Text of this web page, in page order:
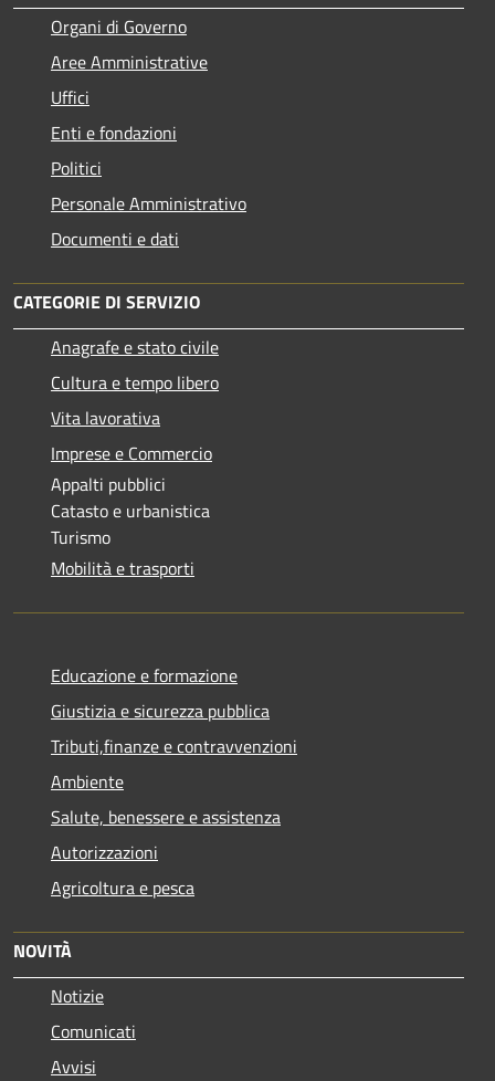
Organi di Governo
Aree Amministrative
Uffici
Enti e fondazioni
Politici
Personale Amministrativo
Documenti e dati
CATEGORIE DI SERVIZIO
Anagrafe e stato civile
Cultura e tempo libero
Vita lavorativa
Imprese e Commercio
Appalti pubblici
Catasto e urbanistica
Turismo
Mobilità e trasporti
Educazione e formazione
Giustizia e sicurezza pubblica
Tributi,finanze e contravvenzioni
Ambiente
Salute, benessere e assistenza
Autorizzazioni
Agricoltura e pesca
NOVITÀ
Notizie
Comunicati
Avvisi